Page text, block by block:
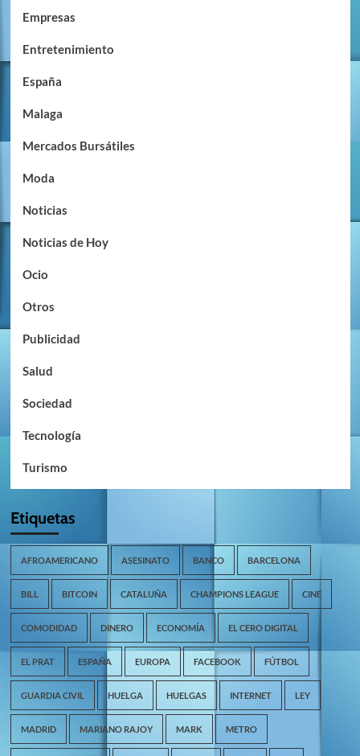
Empresas
Entretenimiento
España
Malaga
Mercados Bursátiles
Moda
Noticias
Noticias de Hoy
Ocio
Otros
Publicidad
Salud
Sociedad
Tecnología
Turismo
Etiquetas
AFROAMERICANO ASESINATO BANCO BARCELONA
BILL BITCOIN CATALUÑA CHAMPIONS LEAGUE CINE
COMODIDAD DINERO ECONOMÍA EL CERO DIGITAL
EL PRAT ESPAÑA EUROPA FACEBOOK FÚTBOL
GUARDIA CIVIL HUELGA HUELGAS INTERNET LEY
MADRID MARIANO RAJOY MARK METRO